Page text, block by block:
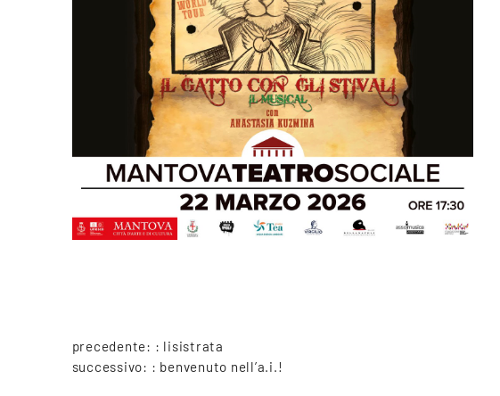
precedente: : lisistrata
successivo: : benvenuto nell’a.i.!